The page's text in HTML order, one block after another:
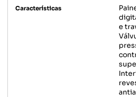
Características
e